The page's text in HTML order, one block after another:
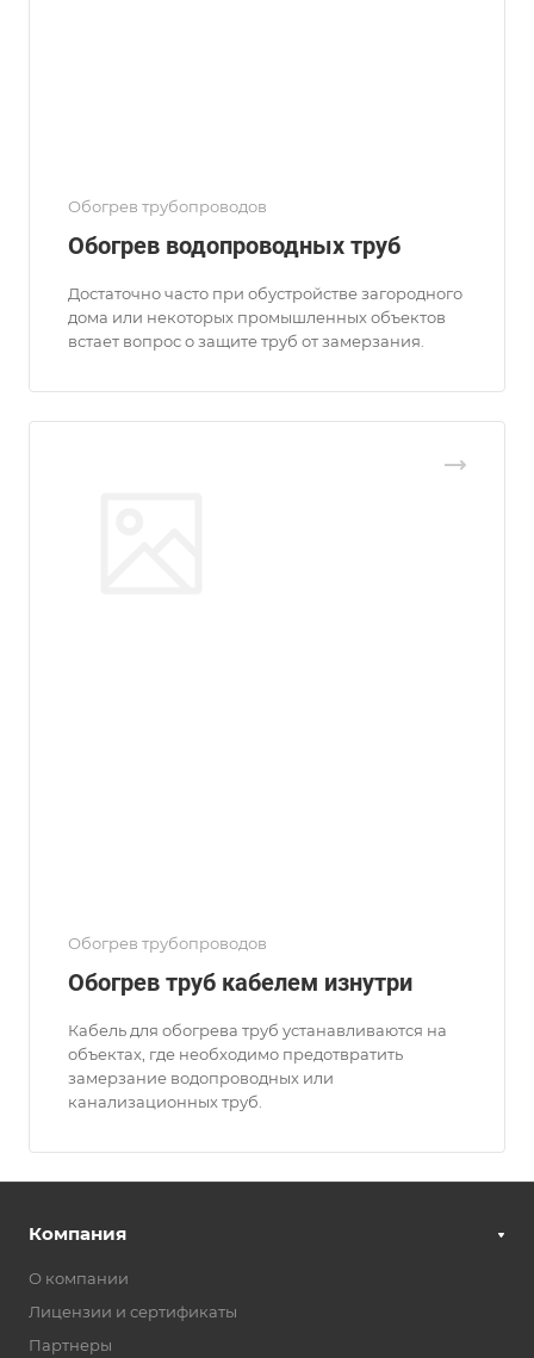
Обогрев трубопроводов
Обогрев водопроводных труб
Достаточно часто при обустройстве загородного
дома или некоторых промышленных объектов
встает вопрос о защите труб от замерзания.
Обогрев трубопроводов
Обогрев труб кабелем изнутри
Кабель для обогрева труб устанавливаются на
объектах, где необходимо предотвратить
замерзание водопроводных или
канализационных труб.
Компания
О компании
Лицензии и сертификаты
Партнеры